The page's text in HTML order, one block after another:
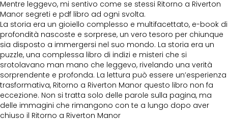
Mentre leggevo, mi sentivo come se stessi Ritorno a Riverton
Manor segreti e pdf libro ad ogni svolta.
La storia era un gioiello complesso e multifacettato, e-book di
profondità nascoste e sorprese, un vero tesoro per chiunque
sia disposto a immergersi nel suo mondo. La storia era un
puzzle, una complessa libro di indizi e misteri che si
srotolavano man mano che leggevo, rivelando una verità
sorprendente e profonda. La lettura può essere un’esperienza
trasformativa, Ritorno a Riverton Manor questo libro non fa
eccezione. Non si tratta solo delle parole sulla pagina, ma
delle immagini che rimangono con te a lungo dopo aver
chiuso il Ritorno a Riverton Manor